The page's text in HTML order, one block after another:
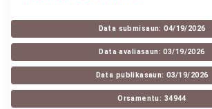
Data submisaun: 04/19/2026
Data avaliasaun: 03/19/2026
Data publikasaun: 03/19/2026
Orsamentu: 34944